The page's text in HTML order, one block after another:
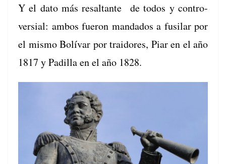
Y el dato más resaltante de todos y con­tro­
ver­sial: ambos fueron man­da­dos a fusilar por
el mis­mo Bolí­var por traidores, Piar en el año
1817 y Padil­la en el año 1828.